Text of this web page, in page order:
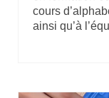
cours
ainsi qu’à